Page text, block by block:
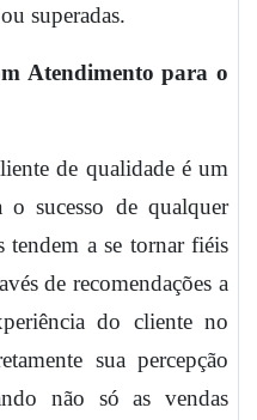
superadas.
Atendimento para o
de qualidade é um
o sucesso de qualquer
tendem a se tornar fiéis
de recomendações a
do cliente no
sua percepção
não só as vendas